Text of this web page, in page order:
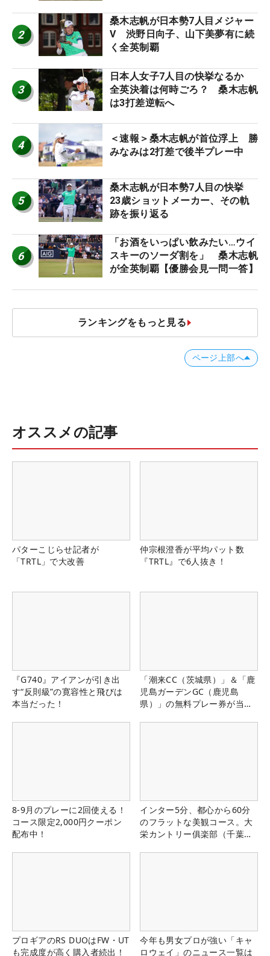
2
桑木志帆が日本勢7人目メジャー
V 渋野日向子、山下美夢有に続
く全英制覇
3
日本人女子7人目の快挙なるか
全英決着は何時ごろ？ 桑木志帆
は3打差逆転へ
4
＜速報＞桑木志帆が首位浮上 勝
みなみは2打差で後半プレー中
5
桑木志帆が日本勢7人目の快挙
23歳ショットメーカー、その軌
跡を振り返る
6
「お酒をいっぱい飲みたい…ウイ
スキーのソーダ割を」 桑木志帆
が全英制覇【優勝会見一問一答】
ランキングをもっと見る
ページ上部へ
オススメの記事
パターこじらせ記者が
「TRTL」で大改善
仲宗根澄香が平均パット数
『TRTL』で6人抜き！
『G740』アイアンが引き出
す“反則級”の寛容性と飛びは
本当だった！
「潮来CC（茨城県）」＆「鹿
児島ガーデンGC（鹿児島
県）」の無料プレー券が当た
8-9月のプレーに2回使える！
コース限定2,000円クーポン
配布中！
インター5分、都心から60分
のフラットな美観コース。大
栄カントリー俱楽部（千葉
プロギアのRS DUOはFW・UT
も完成度が高く購入者続出！
今年も男女プロが強い「キャ
ロウェイ」のニュース一覧は